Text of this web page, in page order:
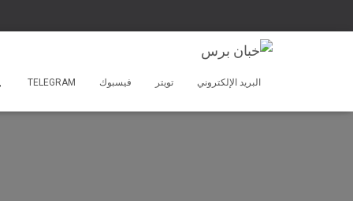
البريد الإلكتروني تويتر فيسبوك TELEGRAM